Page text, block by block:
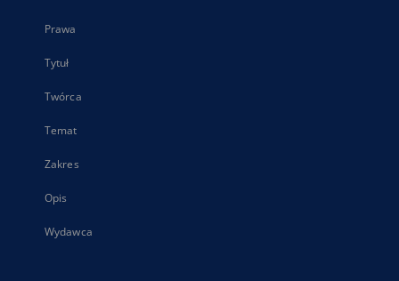
Prawa
Tytuł
Twórca
Temat
Zakres
Opis
Wydawca